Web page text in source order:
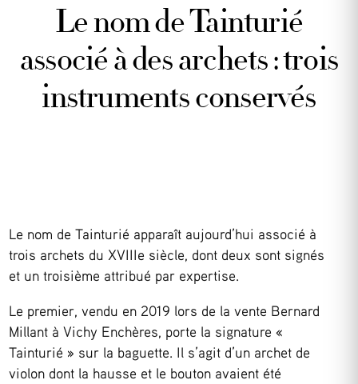
Le nom de Tainturié
associé à des archets : trois
instruments conservés
Le nom de Tainturié apparaît aujourd’hui associé à
trois archets du XVIIIe siècle, dont deux sont signés
et un troisième attribué par expertise.
Le premier, vendu en 2019 lors de la vente Bernard
Millant à Vichy Enchères, porte la signature «
Tainturié » sur la baguette. Il s’agit d’un archet de
violon dont la hausse et le bouton avaient été